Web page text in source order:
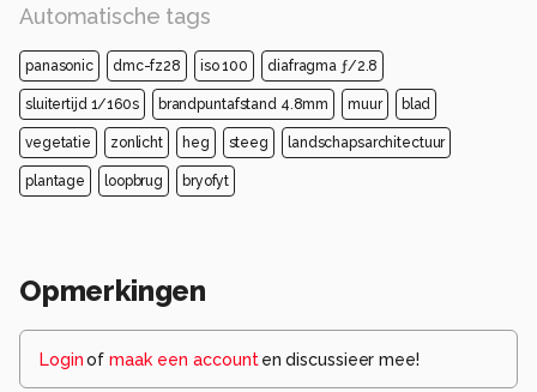
Automatische tags
panasonic dmc-fz28 iso 100 diafragma ƒ/2.8
sluitertijd 1/160s brandpuntafstand 4.8mm muur blad
vegetatie zonlicht heg steeg landschapsarchitectuur
plantage loopbrug bryofyt
Opmerkingen
Loginof maak een account en discussieer mee!